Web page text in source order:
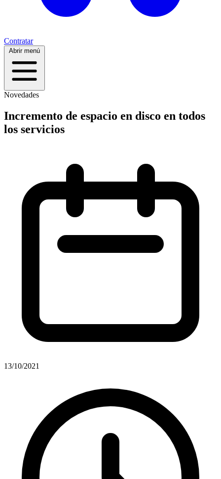
Contratar
Abrir menú
Novedades
Incremento de espacio en disco en todos
los servicios
13/10/2021